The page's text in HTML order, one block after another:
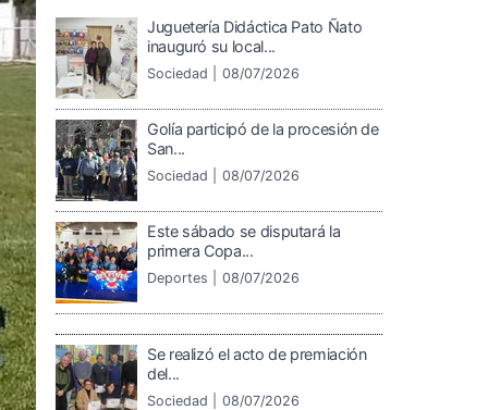
Juguetería Didáctica Pato Ñato
inauguró su local...
Sociedad | 08/07/2026
Golía participó de la procesión de
San...
Sociedad | 08/07/2026
Este sábado se disputará la
primera Copa...
Deportes | 08/07/2026
Se realizó el acto de premiación
del...
Sociedad | 08/07/2026